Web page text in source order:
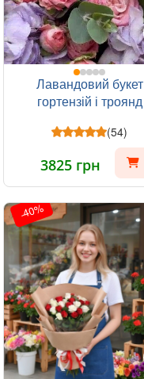
Лавандовий букет
гортензій і троянд
(54)
3825 грн
-40%